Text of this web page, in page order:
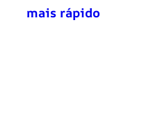
mais rápido